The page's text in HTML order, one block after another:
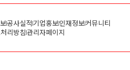
공사실적 기업홍보인재정보커뮤니티
리방침관리자페이지